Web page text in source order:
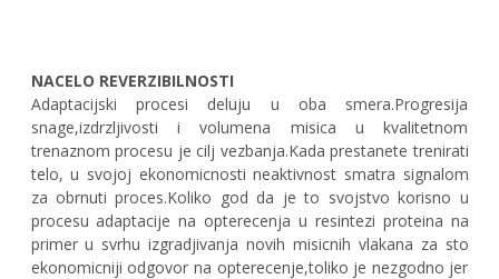
NACELO REVERZIBILNOSTI
Adaptacijski procesi deluju u oba smera.Progresija
snage,izdrzljivosti i volumena misica u kvalitetnom
trenaznom procesu je cilj vezbanja.Kada prestanete trenirati
telo, u svojoj ekonomicnosti neaktivnost smatra signalom
za obrnuti proces.Koliko god da je to svojstvo korisno u
procesu adaptacije na opterecenja u resintezi proteina na
primer u svrhu izgradjivanja novih misicnih vlakana za sto
ekonomicniji odgovor na opterecenje,toliko je nezgodno jer